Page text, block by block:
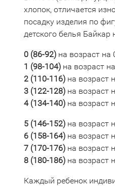
хлопок, отличается
посадку изделия по
детского белья Байкар
0 (86-92) на возраст на
1 (98-104) на возраст
2 (110-116) на возраст
3 (122-128) на возраст
4 (134-140) на возраст
5 (146-152) на возраст
6 (158-164) на возраст
7 (170-176) на возраст
8 (180-186) на возраст
Каждый ребенок